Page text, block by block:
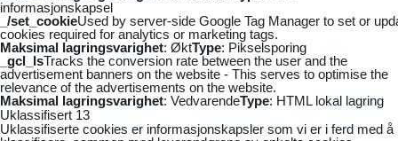
informasjonskapsel
_/set_cookieUsed by server-side Google Tag Manager to set or
cookies required for analytics or marketing tags.
Maksimal lagringsvarighet: ØktType: Pikselsporing
_gcl_lsTracks the conversion rate between the user and the
advertisement banners on the website - This serves to optimise the
relevance of the advertisements on the website.
Maksimal lagringsvarighet: VedvarendeType: HTML lokal lagring
Uklassifisert 13
Uklassifiserte cookies er informasjonskapsler som vi er i ferd med å